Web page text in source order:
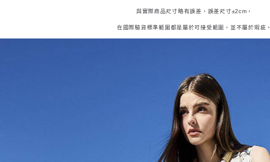
與實際商品尺寸略有誤差，誤差尺寸±2cm ，
在國際驗貨標準範圍都是屬於可接受範圍，並不屬於瑕疵。